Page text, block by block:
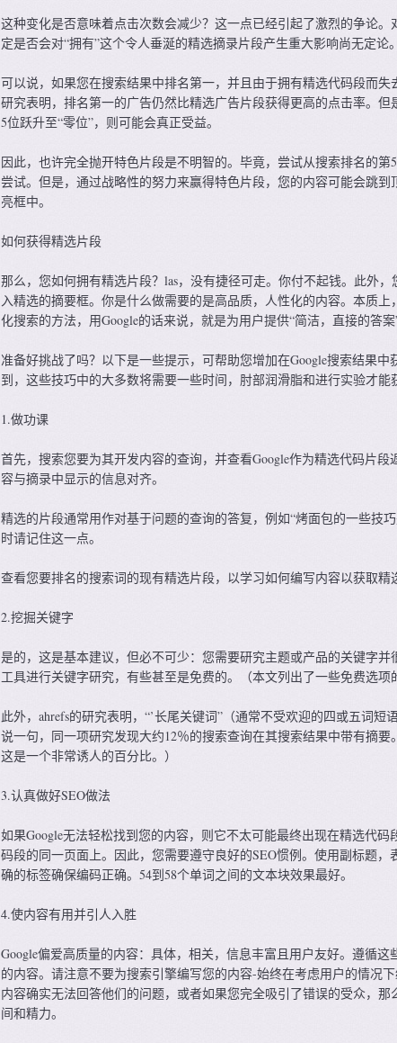
这种变化是否意味着点击次数会减少？这一点已经引起了激烈的争论。
定是否会对“拥有”这个令人垂涎的精选摘录片段产生重大影响尚无定论。
可以说，如果您在搜索结果中排名第一，并且由于拥有精选代码段而失
研究表明，排名第一的广告仍然比精选广告片段获得更高的点击率。
5位跃升至“零位”，则可能会真正受益。
因此，也许完全抛开特色片段是不明智的。毕竟，尝试从搜索排名的第
尝试。但是，通过战略性的努力来赢得特色片段，您的内容可能会跳
亮框中。
如何获得精选片段
那么，您如何拥有精选片段？las，没有捷径可走。你付不起钱。此外
入精选的摘要框。你是什么做需要的是高品质，人性化的内容。本质
化搜索的方法，用Google的话来说，就是为用户提供“简洁，直接的答案”
准备好挑战了吗？以下是一些提示，可帮助您增加在Google搜索结果
到，这些技巧中的大多数将需要一些时间，肘部润滑脂和进行实验才能
1.做功课
首先，搜索您要为其开发内容的查询，并查看Google作为精选代码片
容与摘录中显示的信息对齐。
精选的片段通常用作对基于问题的查询的答复，例如“烤面包的一些技
时请记住这一点。
查看您要排名的搜索词的现有精选片段，以学习如何编写内容以获取精
2.挖掘关键字
是的，这是基本建议，但必不可少：您需要研究主题或产品的关键字
工具进行关键字研究，有些甚至是免费的。（本文列出了一些免费选项
此外，ahrefs的研究表明，“’长尾关键词”（通常不受欢迎的四或五词短
说一句，同一项研究发现大约12％的搜索查询在其搜索结果中带有摘要
这是一个非常诱人的百分比。）
3.认真做好SEO做法
如果Google无法轻松找到您的内容，则它不太可能最终出现在精选代
码段的同一页面上。因此，您需要遵守良好的SEO惯例。使用副标题
确的标签确保编码正确。54到58个单词之间的文本块效果最好。
4.使内容有用并引人入胜
Google偏爱高质量的内容：具体，相关，信息丰富且用户友好。遵循这
的内容。请注意不要为搜索引擎编写您的内容-始终在考虑用户的情况
内容确实无法回答他们的问题，或者如果您完全吸引了错误的受众，
间和精力。